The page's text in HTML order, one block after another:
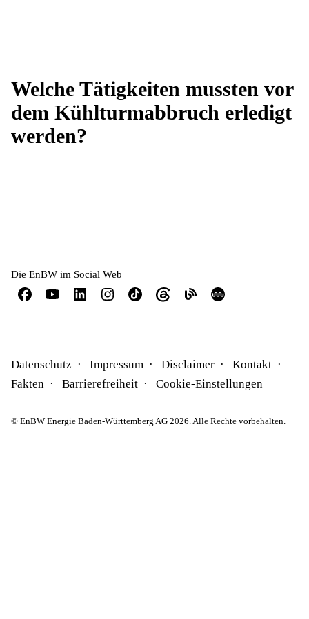
Welche Tätigkeiten mussten vor
dem Kühlturmabbruch erledigt
werden?
Die EnBW im Social Web
Datenschutz Impressum Disclaimer
Kontakt
Fakten
Barrierefreiheit Cookie-Einstellungen
© EnBW Energie Baden-Württemberg AG 2026. Alle Rechte vorbehalten.